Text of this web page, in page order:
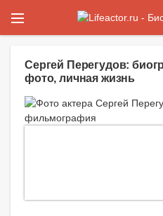
Сергей Перегудов:
фото, личная жизнь